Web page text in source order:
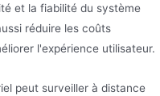
et la fiabilité du système
réduire les coûts
l'expérience utilisateur.
peut surveiller à distance